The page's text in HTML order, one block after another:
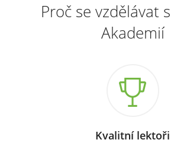
Proč se vzdělávat
Akademií
Kvalitní lektoři